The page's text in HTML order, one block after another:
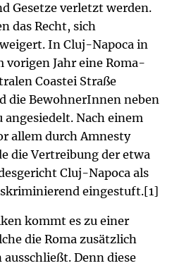
Gesetze verletzt werden.
das Recht, sich
In Cluj-Napoca in
vorigen Jahr eine Roma-
Coastei Straße
die BewohnerInnen neben
Nach einem
allem durch Amnesty
die Vertreibung der etwa
Cluj-Napoca als
eingestuft.[1]
kommt es zu einer
die Roma zusätzlich
Denn diese